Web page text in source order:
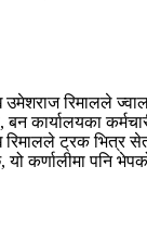
रिमालले
कार्यालयका
ट्रक भित्र
कर्णालीमा पनि